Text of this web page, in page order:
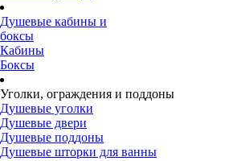
Душевые кабины и
боксы
Кабины
Боксы
Уголки, ограждения и поддоны
Душевые уголки
Душевые двери
Душевые поддоны
Душевые шторки для ванны